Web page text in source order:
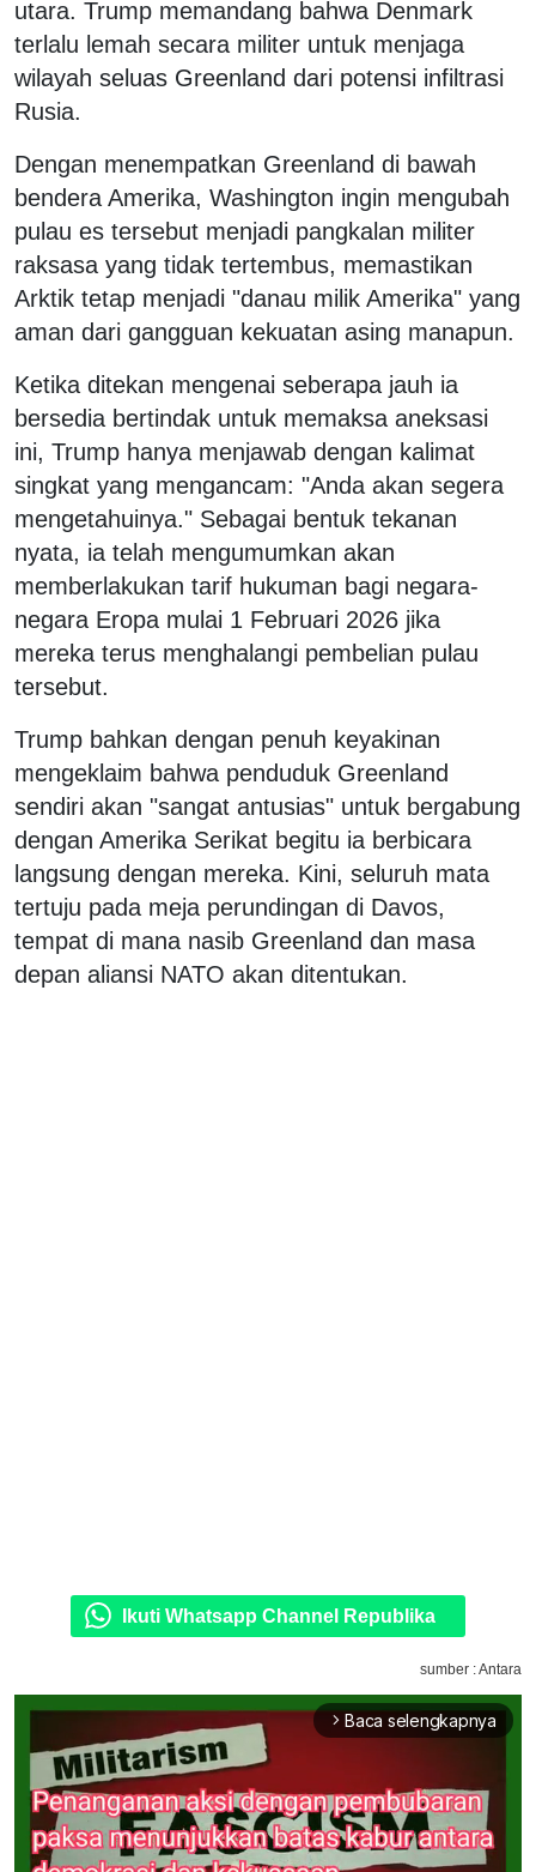
utara. Trump memandang bahwa Denmark
terlalu lemah secara militer untuk menjaga
wilayah seluas Greenland dari potensi infiltrasi
Rusia.
Dengan menempatkan Greenland di bawah
bendera Amerika, Washington ingin mengubah
pulau es tersebut menjadi pangkalan militer
raksasa yang tidak tertembus, memastikan
Arktik tetap menjadi "danau milik Amerika" yang
aman dari gangguan kekuatan asing manapun.
Ketika ditekan mengenai seberapa jauh ia
bersedia bertindak untuk memaksa aneksasi
ini, Trump hanya menjawab dengan kalimat
singkat yang mengancam: "Anda akan segera
mengetahuinya." Sebagai bentuk tekanan
nyata, ia telah mengumumkan akan
memberlakukan tarif hukuman bagi negara-
negara Eropa mulai 1 Februari 2026 jika
mereka terus menghalangi pembelian pulau
tersebut.
Trump bahkan dengan penuh keyakinan
mengeklaim bahwa penduduk Greenland
sendiri akan "sangat antusias" untuk bergabung
dengan Amerika Serikat begitu ia berbicara
langsung dengan mereka. Kini, seluruh mata
tertuju pada meja perundingan di Davos,
tempat di mana nasib Greenland dan masa
depan aliansi NATO akan ditentukan.
Ikuti Whatsapp Channel Republika
sumber : Antara
arrow_forward_ios Baca selengkapnya